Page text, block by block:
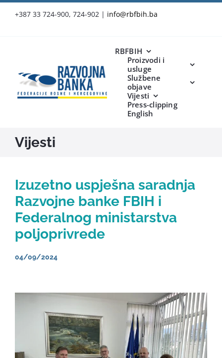
+387 33 724-900, 724-902 | info@rbfbih.ba
RBFBIH
Proizvodi i
usluge
Službene
objave
Vijesti
Press-clipping
English
Vijesti
Izuzetno uspješna saradnja
Razvojne banke FBIH i
Federalnog ministarstva
poljoprivrede
04/09/2024